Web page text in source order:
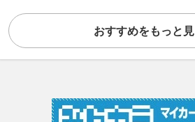
おすすめをもっと